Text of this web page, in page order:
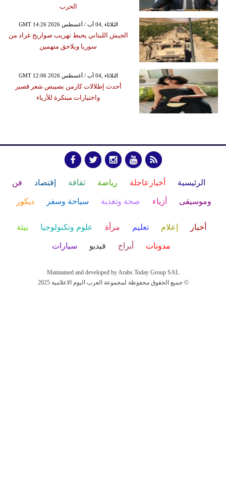
الحرب
GMT 14:26 2026 الثلاثاء ,04 آب / أغسطس
الجيش اللبناني يحبط تهريب صواريخ غراد من
سوريا ويلاحق متهمين
GMT 12:06 2026 الثلاثاء ,04 آب / أغسطس
أحدث إطلالات كارمن بصيبص شعر قصير
واختيارات مبتكرة للأزياء
الرئيسية أخبارعاجلة رياضة ثقافة إقتصاد فن
وموسيقى أزياء صحة وتغذية سياحة وسفر ديكور
أخبار إعلام تعليم مرأة علوم وتكنولوجيا بيئة
مدونات أبراج فيديو سيارات
Maintained and developed by Arabs Today Group SAL
جميع الحقوق محفوظة لمجموعة العرب اليوم الاعلامية 2025 ©